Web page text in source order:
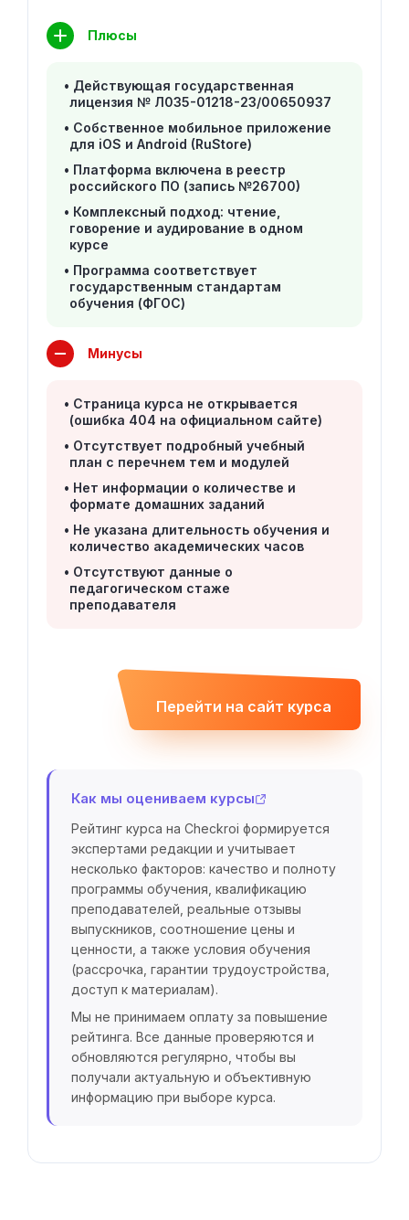
Плюсы
Действующая государственная
лицензия № Л035-01218-23/00650937
Собственное мобильное приложение
для iOS и Android (RuStore)
Платформа включена в реестр
российского ПО (запись №26700)
Комплексный подход: чтение,
говорение и аудирование в одном
курсе
Программа соответствует
государственным стандартам
обучения (ФГОС)
Минусы
Страница курса не открывается
(ошибка 404 на официальном сайте)
Отсутствует подробный учебный
план с перечнем тем и модулей
Нет информации о количестве и
формате домашних заданий
Не указана длительность обучения и
количество академических часов
Отсутствуют данные о
педагогическом стаже
преподавателя
Перейти на сайт курса
Как мы оцениваем курсы
Рейтинг курса на Checkroi формируется
экспертами редакции и учитывает
несколько факторов: качество и полноту
программы обучения, квалификацию
преподавателей, реальные отзывы
выпускников, соотношение цены и
ценности, а также условия обучения
(рассрочка, гарантии трудоустройства,
доступ к материалам).
Мы не принимаем оплату за повышение
рейтинга. Все данные проверяются и
обновляются регулярно, чтобы вы
получали актуальную и объективную
информацию при выборе курса.